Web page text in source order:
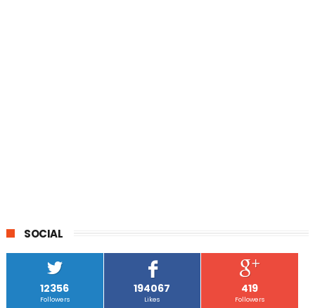
SOCIAL
12356
Followers
194067
Likes
419
Followers